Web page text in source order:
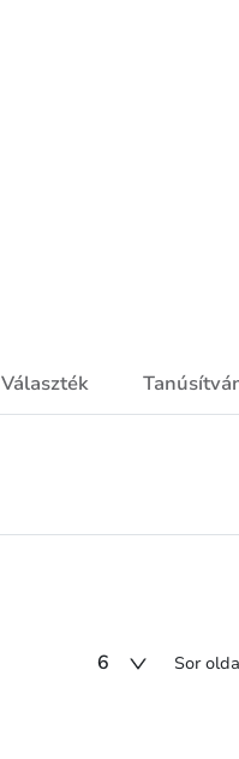
Választék
6 Sor